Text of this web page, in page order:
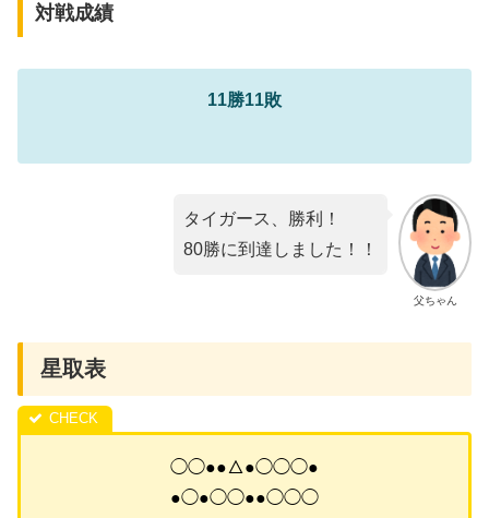
対戦成績
11勝11敗
父ちゃん
タイガース、勝利！
80勝に到達しました！！
星取表
◯◯●●△●◯◯◯●
●◯●◯◯●●◯◯◯